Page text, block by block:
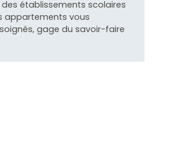
établissements scolaires
appartements vous
gage du savoir-faire